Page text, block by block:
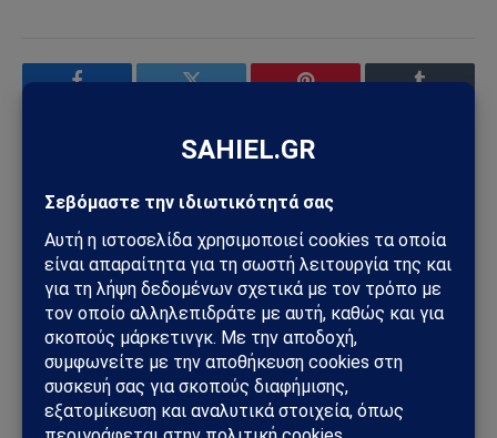
Facebook
X
(Twitter)
PinterestInstagram
Tumblr
Το Sahiel.gr είναι ανεξάρτητη ψηφιακή πύλη ενημέρωσης
και ανάλυσης με έμφαση στη γεωπολιτική, τη διεθνή
ασφάλεια, τα εθνικά ζητήματα και τις διεθνείς εξελίξεις
που επηρεάζουν την Ελλάδα και τον ευρύτερο ελληνισμό.
ΔΕΙΤΕ ΕΠΙΣΗΣ →